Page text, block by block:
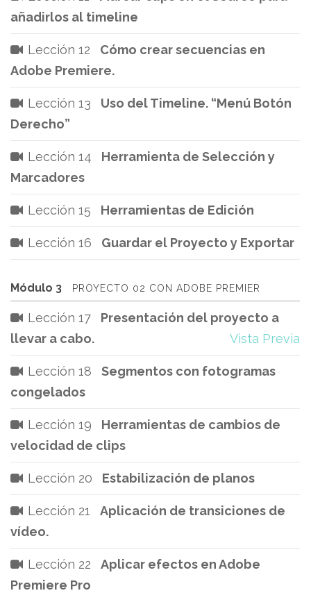
añadirlos al timeline
Lección 12
Cómo crear secuencias en
Adobe Premiere.
Lección 13
Uso del Timeline. “Menú Botón
Derecho”
Lección 14
Herramienta de Selección y
Marcadores
Lección 15 Herramientas de Edición
Lección 16 Guardar el Proyecto y Exportar
Módulo 3 PROYECTO 02 CON ADOBE PREMIER
Lección 17
Presentación del proyecto a
llevar a cabo.
Vista Previa
Lección 18
Segmentos con fotogramas
congelados
Lección 19
Herramientas de cambios de
velocidad de clips
Lección 20 Estabilización de planos
Lección 21
Aplicación de transiciones de
vídeo.
Lección 22
Aplicar efectos en Adobe
Premiere Pro